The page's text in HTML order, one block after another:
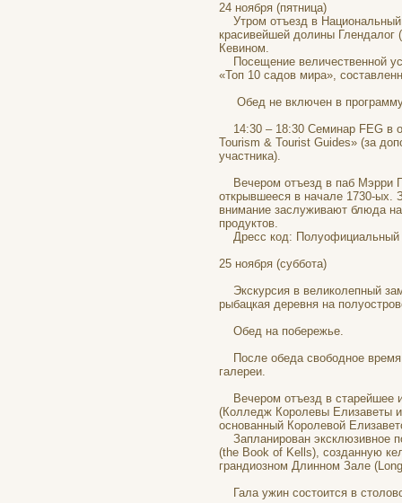
24 ноября (пятница)
Утром отъезд в
красивейшей долины Глендалог
Кевином.
Посещение величественной
«Топ 10 садов мира»,
Обед не включен в программу
14:30 – 18:30 Семинар FEG в
Tourism & Tourist Guides» (за
участника).
Вечером отъезд в паб Мэрри
открывшееся в начале 1730-ых.
внимание заслуживают блюда
продуктов.
Дресс код: Полуофициальный
25 ноября (суббота)
Экскурсия в великолепный
рыбацкая деревня на
Обед на побережье.
После обеда свободное время
галереи.
Вечером отъезд в старейшее
(Колледж Королевы Елизаветы
основанный Королевой
Запланирован эксклюзивное
(the Book of Kells), созданную
грандиозном Длинном Зале
Гала ужин состоится в